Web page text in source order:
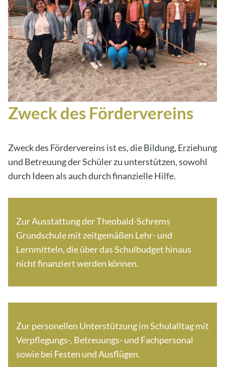
Zweck des Fördervereins
Zweck des Fördervereins ist es, die Bildung, Erziehung
und Betreuung der Schüler zu unterstützen, sowohl
durch Ideen als auch durch finanzielle Hilfe.
Zur Ausstattung der Theobald-Schrems
Grundschule mit zeitgemäßen Lehr- und
Lernmitteln, die über das Schulbudget hinaus
nicht finanziert werden können.
Zur personellen Unterstützung im Schulalltag mit
Verpflegungs-, Betreuungs- und Fachpersonal
sowie bei Festen und Ausflügen.